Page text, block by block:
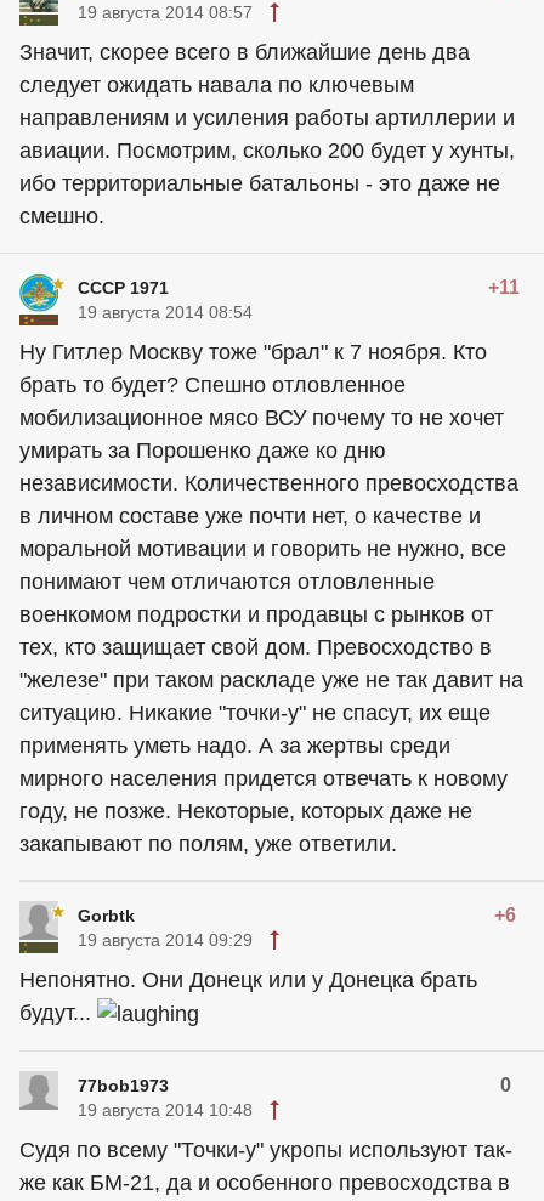
19 августа 2014 08:57
Значит, скорее всего в ближайшие день два
следует ожидать навала по ключевым
направлениям и усиления работы артиллерии и
авиации. Посмотрим, сколько 200 будет у хунты,
ибо территориальные батальоны - это даже не
смешно.
СССР 1971 +11
19 августа 2014 08:54
Ну Гитлер Москву тоже "брал" к 7 ноября. Кто
брать то будет? Спешно отловленное
мобилизационное мясо ВСУ почему то не хочет
умирать за Порошенко даже ко дню
независимости. Количественного превосходства
в личном составе уже почти нет, о качестве и
моральной мотивации и говорить не нужно, все
понимают чем отличаются отловленные
военкомом подростки и продавцы с рынков от
тех, кто защищает свой дом. Превосходство в
"железе" при таком раскладе уже не так давит на
ситуацию. Никакие "точки-у" не спасут, их еще
применять уметь надо. А за жертвы среди
мирного населения придется отвечать к новому
году, не позже. Некоторые, которых даже не
закапывают по полям, уже ответили.
Gorbtk +6
19 августа 2014 09:29
Непонятно. Они Донецк или у Донецка брать
будут...
77bob1973 0
19 августа 2014 10:48
Судя по всему "Точки-у" укропы используют так-
же как БМ-21, да и особенного превосходства в